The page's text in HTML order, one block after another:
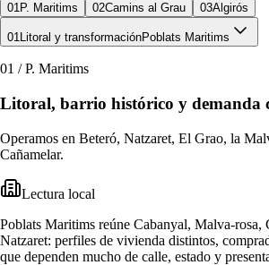
01P. Maritims 02Camins al Grau 03Algirós
01Litoral y transformaciónPoblats Maritims
01 /P. Maritims
Litoral, barrio histórico y demanda
Operamos en Beteró, Natzaret, El Grao, la
Cañamelar.
Lectura local
Poblats Maritims reúne Cabanyal, Malva-rosa,
Natzaret: perfiles de vivienda distintos,
que dependen mucho de calle, estado y